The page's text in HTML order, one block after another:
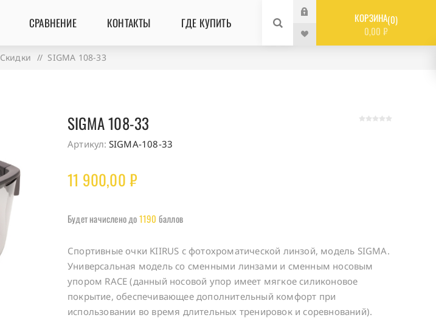
СРАВНЕНИЕ КОНТАКТЫ ГДЕ КУПИТЬ КОРЗИНА 0
0,00 ₽
Скидки / SIGMA 108-33
SIGMA 108-33
Артикул: SIGMA-108-33
11 900,00 ₽
Будет начислено до1190 баллов
Спортивные очки KIIRUS c фотохроматической линзой, модель SIGMA.
Универсальная модель со сменными линзами и сменным носовым
упором RACE (данный носовой упор имеет мягкое силиконовое
покрытие, обеспечивающее дополнительный комфорт при
использовании во время длительных тренировок и соревнований).